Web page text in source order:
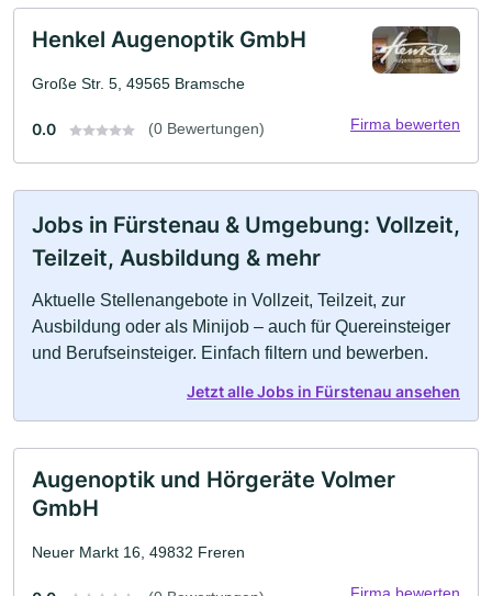
Henkel Augenoptik GmbH
Große Str. 5, 49565 Bramsche
0.0 (0 Bewertungen) Firma bewerten
Jobs in Fürstenau & Umgebung: Vollzeit,
Teilzeit, Ausbildung & mehr
Aktuelle Stellenangebote in Vollzeit, Teilzeit, zur
Ausbildung oder als Minijob – auch für Quereinsteiger
und Berufseinsteiger. Einfach filtern und bewerben.
Jetzt alle Jobs in Fürstenau ansehen
Augenoptik und Hörgeräte Volmer
GmbH
Neuer Markt 16, 49832 Freren